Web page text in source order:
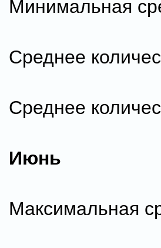
Минимальная
Среднее
Среднее
Июнь
Максимальная